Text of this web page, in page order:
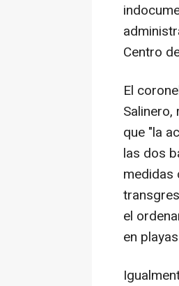
Centro
El
que "la
las dos
medidas
el
en